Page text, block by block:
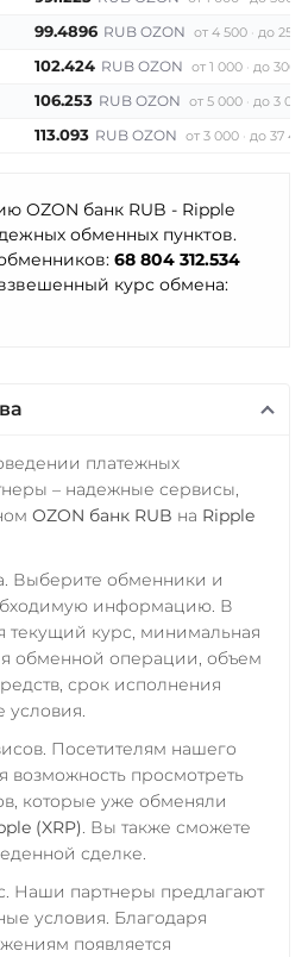
99.4896 RUB OZON от 4 500 до 250
102.424 RUB OZON от 1 000 до 300
106.253 RUB OZON от 5 000 до 3
113.093 RUB OZON от 3 000 до 37
OZON банк RUB - Ripple
обменных пунктов.
68 804 312.534
курс обмена:
платежных
– надежные сервисы,
OZON банк RUB на Ripple
Выберите обменники и
информацию. В
текущий курс, минимальная
обменной операции, объем
срок исполнения
условия.
Посетителям нашего
возможность просмотреть
которые уже обменяли
(XRP). Вы также сможете
сделке.
Наши партнеры предлагают
условия. Благодаря
появляется